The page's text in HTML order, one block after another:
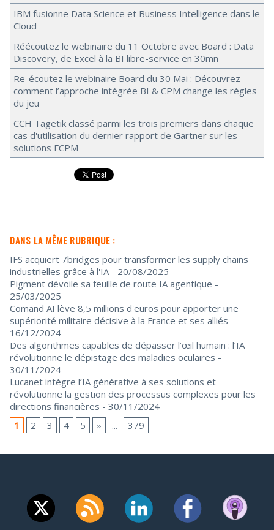
IBM fusionne Data Science et Business Intelligence dans le
Cloud
Réécoutez le webinaire du 11 Octobre avec Board : Data
Discovery, de Excel à la BI libre-service en 30mn
Re-écoutez le webinaire Board du 30 Mai : Découvrez
comment l’approche intégrée BI & CPM change les règles
du jeu
CCH Tagetik classé parmi les trois premiers dans chaque
cas d'utilisation du dernier rapport de Gartner sur les
solutions FCPM
DANS LA MÊME RUBRIQUE :
IFS acquiert 7bridges pour transformer les supply chains
industrielles grâce à l'IA - 20/08/2025
Pigment dévoile sa feuille de route IA agentique -
25/03/2025
Comand AI lève 8,5 millions d'euros pour apporter une
supériorité militaire décisive à la France et ses alliés -
16/12/2024
Des algorithmes capables de dépasser l’œil humain : l’IA
révolutionne le dépistage des maladies oculaires -
30/11/2024
Lucanet intègre l’IA générative à ses solutions et
révolutionne la gestion des processus complexes pour les
directions financières - 30/11/2024
1
2 3 4 5 » ... 379